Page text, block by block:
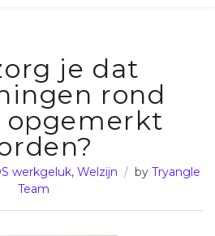
je dat
rond
opgemerkt
werkgeluk, Welzijn by Tryangle
Team